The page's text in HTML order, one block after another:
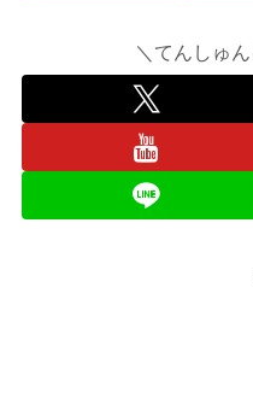
＼てんしゅ